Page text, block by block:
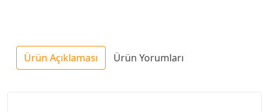
Ürün Açıklaması Ürün Yorumları